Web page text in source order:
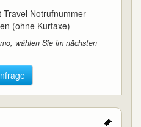
Notrufnummer
(ohne Kurtaxe)
wählen Sie im nächsten